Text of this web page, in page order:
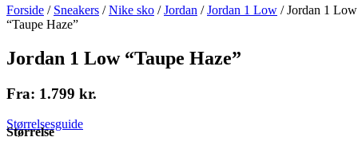
Forside / Sneakers /Nike sko /Jordan /Jordan 1 Low / Jordan 1 Low
“Taupe Haze”
Jordan 1 Low “Taupe Haze”
Fra: 1.799 kr.
Størrelsesguide
Størrelse